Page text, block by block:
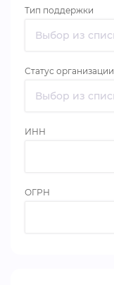
Тип поддержки
Статус организации
ИНН
ОГРН